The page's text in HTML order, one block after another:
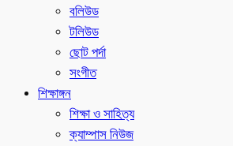
বলিউড
টলিউড
ছোট পর্দা
সংগীত
শিক্ষাঙ্গন
শিক্ষা ও সাহিত্য
ক্যাম্পাস নিউজ